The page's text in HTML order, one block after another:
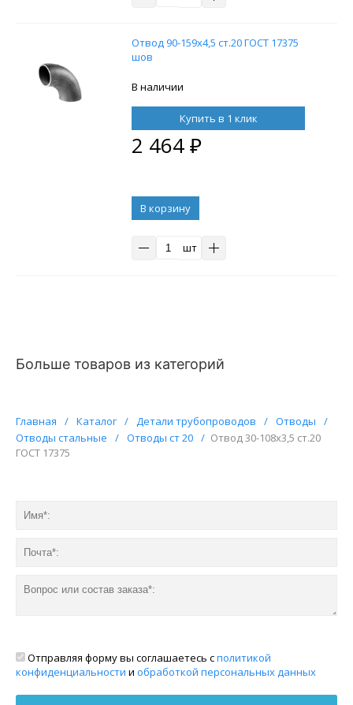
Отвод 90-159х4,5 ст.20 ГОСТ 17375
шов
В наличии
Купить в 1 клик
2 464₽
В корзину
шт
Больше товаров из категорий
Главная / Каталог / Детали трубопроводов / Отводы
/
Отводы стальные
/ Отводы ст 20 / Отвод 30-108х3,5 ст.20
ГОСТ 17375
Отправляя форму вы соглашаетесь сполитикой
конфиденциальности и обработкой персональных данных